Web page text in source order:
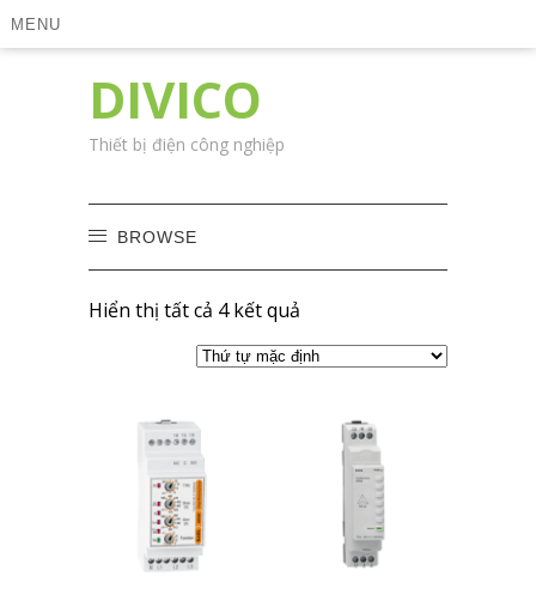
MENU
DIVICO
Thiết bị điện công nghiệp
BROWSE
Hiển thị tất cả 4 kết quả